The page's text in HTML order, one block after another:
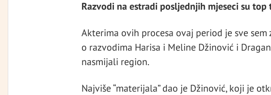
Razvodi na estradi posljednjih mjeseci su top
Akterima ovih procesa ovaj period je sve
o razvodima Harisa i Meline Džinović i
nasmijali region.
Najviše “materijala” dao je Džinović, koji je